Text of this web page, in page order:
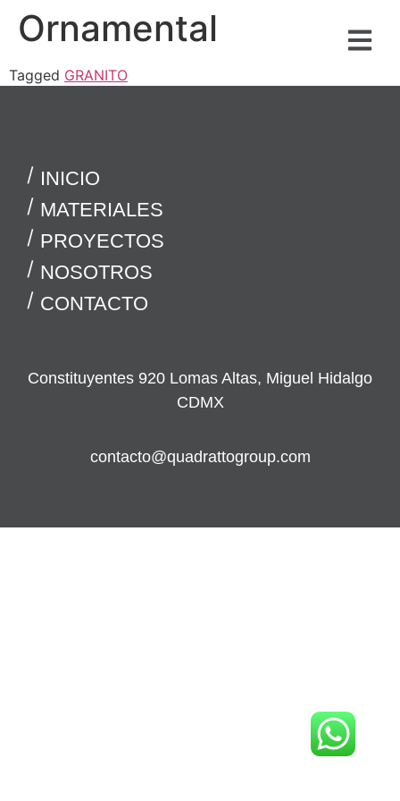
Ornamental
Tagged GRANITO
INICIO
MATERIALES
PROYECTOS
NOSOTROS
CONTACTO
Constituyentes 920 Lomas Altas, Miguel Hidalgo
CDMX
contacto@quadrattogroup.com